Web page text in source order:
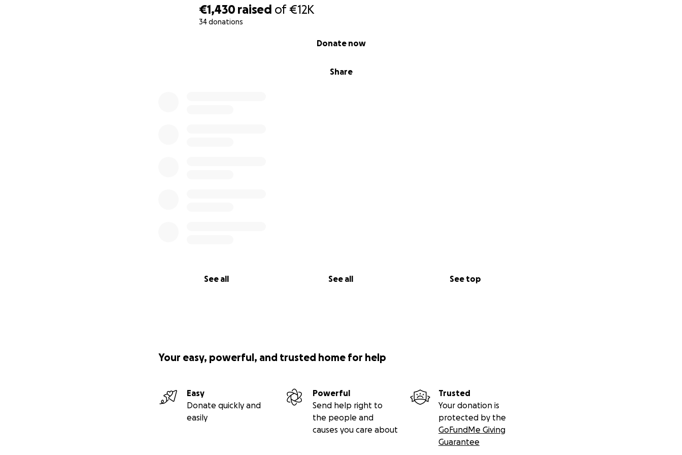
€1,430 raised of€12K
34 donations
Share
Donate now
See all See all See top
Your easy, powerful, and trusted home for help
Easy
Donate quickly and
easily
Powerful
Send help right to
the people and
causes you care about
Trusted
Your donation is
protected by the
GoFundMe Giving
Guarantee